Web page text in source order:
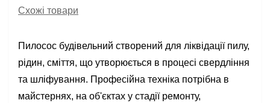
Схожі товари
Пилосос будівельний створений для ліквідації пилу,
рідин, сміття, що утворюється в процесі свердління
та шліфування. Професійна техніка потрібна в
майстернях, на об'єктах у стадії ремонту,